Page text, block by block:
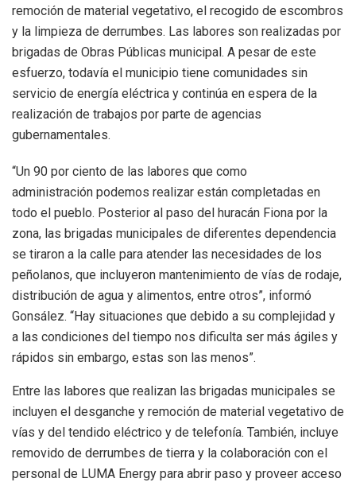
remoción de material vegetativo, el recogido de escombros
y la limpieza de derrumbes. Las labores son realizadas por
brigadas de Obras Públicas municipal. A pesar de este
esfuerzo, todavía el municipio tiene comunidades sin
servicio de energía eléctrica y continúa en espera de la
realización de trabajos por parte de agencias
gubernamentales.
“Un 90 por ciento de las labores que como
administración podemos realizar están completadas en
todo el pueblo. Posterior al paso del huracán Fiona por la
zona, las brigadas municipales de diferentes dependencia
se tiraron a la calle para atender las necesidades de los
peñolanos, que incluyeron mantenimiento de vías de rodaje,
distribución de agua y alimentos, entre otros”, informó
Gonsález. “Hay situaciones que debido a su complejidad y
a las condiciones del tiempo nos dificulta ser más ágiles y
rápidos sin embargo, estas son las menos”.
Entre las labores que realizan las brigadas municipales se
incluyen el desganche y remoción de material vegetativo de
vías y del tendido eléctrico y de telefonía. También, incluye
removido de derrumbes de tierra y la colaboración con el
personal de LUMA Energy para abrir paso y proveer acceso